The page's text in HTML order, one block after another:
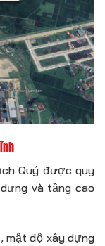
Quý được quy
và tầng cao
mật độ xây dựng